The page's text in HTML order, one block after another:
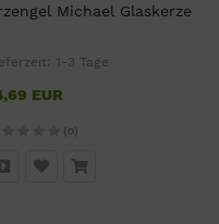
Michael Glaskerze
1-3 Tage
EUR
(0)